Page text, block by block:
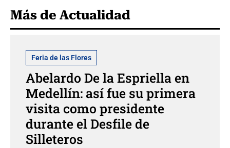
Más de Actualidad
Feria de las Flores
Abelardo De la Espriella en
Medellín: así fue su primera
visita como presidente
durante el Desfile de
Silleteros